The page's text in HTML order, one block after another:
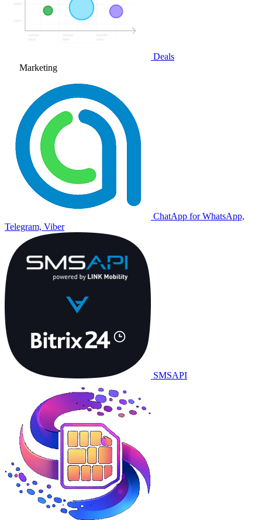
Deals
Marketing
ChatApp for WhatsApp,
Telegram, Viber
SMSAPI